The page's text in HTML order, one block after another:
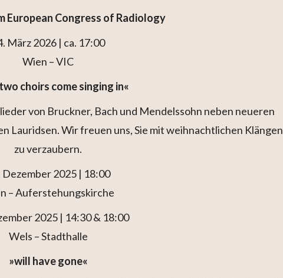
European Congress of Radiology
März 2026 | ca. 17:00
Wien – VIC
choirs come singing in«
von Bruckner, Bach und Mendelssohn neben neueren
Lauridsen. Wir freuen uns, Sie mit weihnachtlichen Klängen
zu verzaubern.
Dezember 2025 | 18:00
– Auferstehungskirche
2025 | 14:30 & 18:00
Wels – Stadthalle
»will have gone«